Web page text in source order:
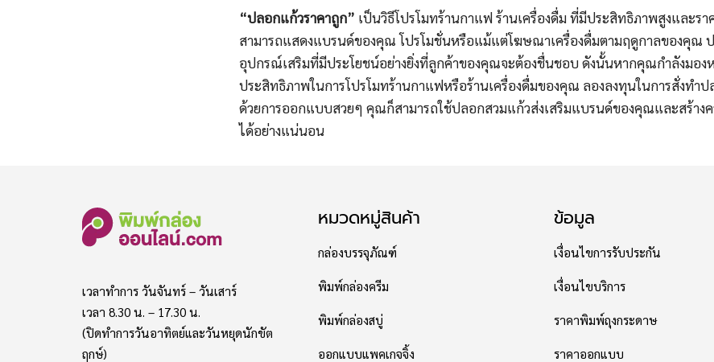
“ปลอกแก้วราคาถูก” เป็นวิธีโปรโมทร้านกาแฟ ร้านเครื่องดื่ม ที่มีประสิทธิภาพสูงและร
สามารถแสดงแบรนด์ของคุณ โปรโมชั่นหรือแม้แต่โฆษณาเครื่องดื่มตามฤดูกาลของคุณ
อุปกรณ์เสริมที่มีประโยชน์อย่างยิ่งที่ลูกค้าของคุณจะต้องชื่นชอบ ดังนั้นหากคุณกำลังมอง
ประสิทธิภาพในการโปรโมทร้านกาแฟหรือร้านเครื่องดื่มของคุณ ลองลงทุนในการสั่งทำ
ด้วยการออกแบบสวยๆ คุณก็สามารถใช้ปลอกสวมแก้วส่งเสริมแบรนด์ของคุณและสร้างค
ได้อย่างแน่นอน
เวลาทำการ วันจันทร์ – วันเสาร์
เวลา 8.30 น. – 17.30 น.
(ปิดทำการวันอาทิตย์และวันหยุดนักขัต
ฤกษ์)
หมวดหมู่สินค้า
กล่องบรรจุภัณฑ์
พิมพ์กล่องครีม
พิมพ์กล่องสบู่
ออกแบบแพคเกจจิ้ง
ข้อมูล
เงื่อนไขการรับประกัน
เงื่อนไขบริการ
ราคาพิมพ์ถุงกระดาษ
ราคาออกแบบ